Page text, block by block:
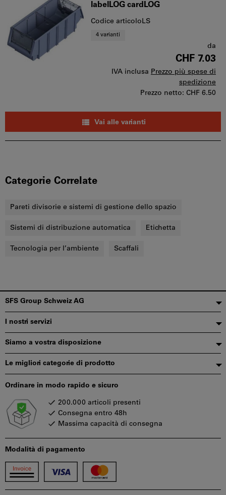
labelLOG cardLOG
Codice articoloLS
4 varianti
da
CHF 7.03
IVA inclusa Prezzo più spese di
spedizione
Prezzo netto: CHF 6.50
Vai alle varianti
Categorie Correlate
Pareti divisorie e sistemi di gestione dello spazio
Sistemi di distribuzione automatica Etichetta
Tecnologia per l’ambiente Scaffali
Piè
di
pagina
SFS Group Schweiz AG
I nostri servizi
Siamo a vostra disposizione
Le migliori categorie di prodotto
Modalità di pagamento
Ordinare in modo rapido e sicuro
200.000 articoli presenti
Consegna entro 48h
Massima capacità di consegna